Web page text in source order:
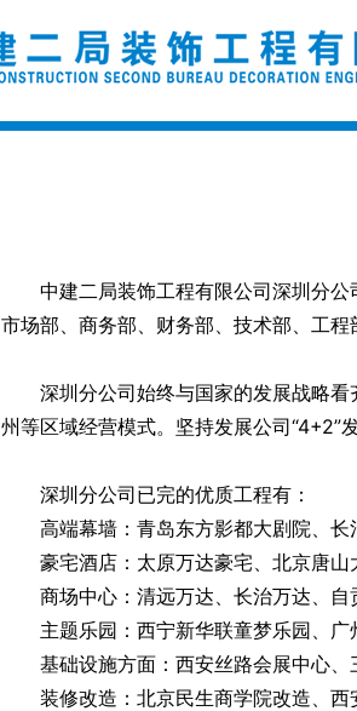
中建二局装饰工程有限公司深圳分公
市场部、商务部、财务部、技术部、工
深圳分公司始终与国家的发展战略看
州等区域经营模式。坚持发展公司“4+2”
深圳分公司已完的优质工程有：
高端幕墙：青岛东方影都大剧院、长
豪宅酒店：太原万达豪宅、北京唐山
商场中心：清远万达、长治万达、自
主题乐园：西宁新华联童梦乐园、广
基础设施方面：西安丝路会展中心、
装修改造：北京民生商学院改造、西